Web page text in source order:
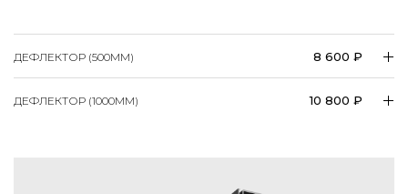
ДЕФЛЕКТОР (500ММ) 8 600 ₽
ДЕФЛЕКТОР (1000ММ) 10 800 ₽